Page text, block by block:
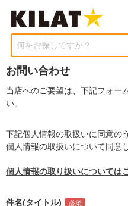
何をお探しですか？
お問い合わせ
当店へのご要望は、下記フォー
い。
下記個人情報の取扱いに同意の
個人情報の取扱いについて同意
個人情報の取り扱いについては
件名(タイトル)